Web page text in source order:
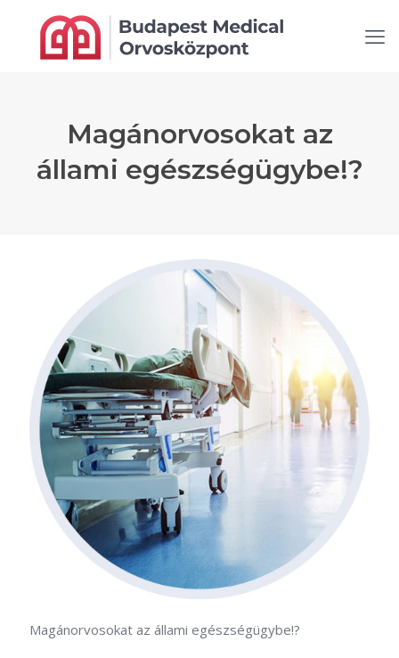
Magánorvosokat az
állami egészségügybe!?
Magánorvosokat az állami egészségügybe!?